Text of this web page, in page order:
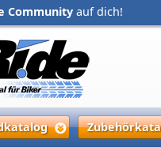
Community auf dich!